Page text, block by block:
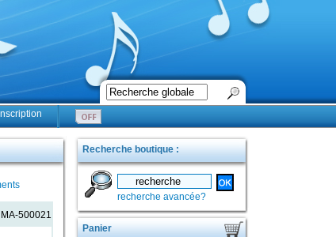
MA-500021
Recherche boutique :
recherche avancée?
Panier